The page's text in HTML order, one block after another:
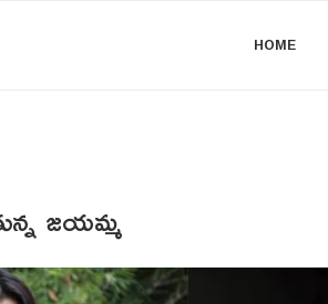
HOME
జయమ్మ